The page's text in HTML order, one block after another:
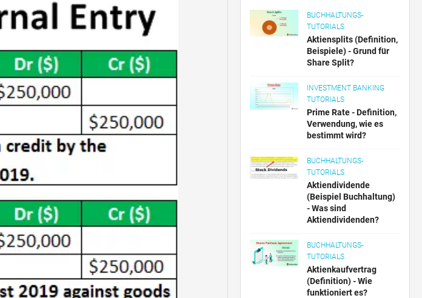
BUCHHALTUNGS-
TUTORIALS
Aktiensplits (Definition,
Beispiele) - Grund für
Share Split?
INVESTMENT BANKING
TUTORIALS
Prime Rate - Definition,
Verwendung, wie es
bestimmt wird?
BUCHHALTUNGS-
TUTORIALS
Aktiendividende
(Beispiel Buchhaltung)
- Was sind
Aktiendividenden?
BUCHHALTUNGS-
TUTORIALS
Aktienkaufvertrag
(Definition) - Wie
funktioniert es?